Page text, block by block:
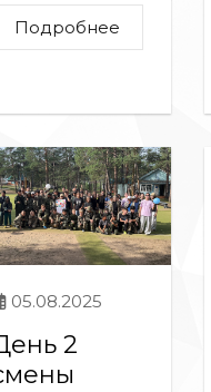
Подробнее
05.08.2025
2